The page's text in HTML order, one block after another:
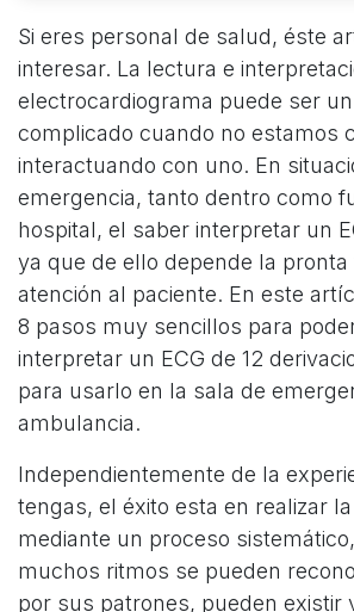
Si eres personal de salud, éste
interesar. La lectura e
electrocardiograma puede ser
complicado cuando no estamos
interactuando con uno. En
emergencia, tanto dentro como
hospital, el saber interpretar un
ya que de ello depende la pronta
atención al paciente. En este
8 pasos muy sencillos para
interpretar un ECG de 12
para usarlo en la sala de
ambulancia.
Independientemente de la
tengas, el éxito esta en realizar
mediante un proceso
muchos ritmos se pueden
por sus patrones, pueden existir